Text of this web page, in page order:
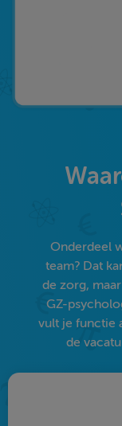
Onderdeel
team? Dat
de zorg,
GZ-
vult je functie
de